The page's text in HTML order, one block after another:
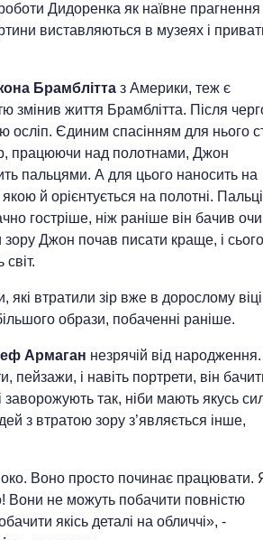
Дидоренка як наївне
виставляються в музеях і
Брамблітта з Америки, теж є
змінив життя Брамблітта. Після
осліп. Єдиним спасінням для нього
працюючи над полотнами, Джон
пальцями. А для цього наносить на
й орієнтується на полотні.
гостріше, ніж раніше він бачив
зору Джон почав писати краще, і
втратили зір вже в дорослому
образи, побаченні раніше.
Армаган незрячій від народження.
і навіть портрети, він
так, ніби мають якусь
з втратою зору з’являється інше,
Воно просто починає працювати.
Вони не можуть побачити повністю
якісь деталі на обличчі», -